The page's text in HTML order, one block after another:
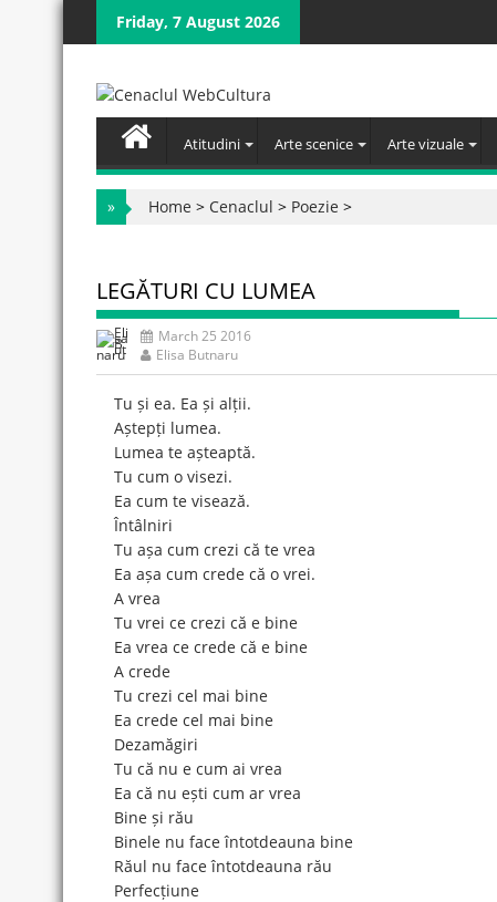
Skip
Friday, 7 August 2026
Atitudini Arte scenice Arte vizuale
» Home > Cenaclul > Poezie >
LEGĂTURI CU LUMEA
March 25 2016
Elisa Butnaru
Tu și ea. Ea și alții.
Aștepți lumea.
Lumea te așteaptă.
Tu cum o visezi.
Ea cum te visează.
Întâlniri
Tu așa cum crezi că te vrea
Ea așa cum crede că o vrei.
A vrea
Tu vrei ce crezi că e bine
Ea vrea ce crede că e bine
A crede
Tu crezi cel mai bine
Ea crede cel mai bine
Dezamăgiri
Tu că nu e cum ai vrea
Ea că nu ești cum ar vrea
Bine și rău
Binele nu face întotdeauna bine
Răul nu face întotdeauna rău
Perfecțiune